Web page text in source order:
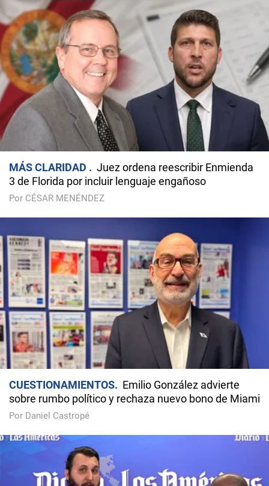
MÁS CLARIDAD
Juez ordena reescribir Enmienda
3 de Florida por incluir lenguaje engañoso
Por CÉSAR MENÉNDEZ
CUESTIONAMIENTOS
Emilio González advierte
sobre rumbo político y rechaza nuevo bono de Miami
Por Daniel Castropé